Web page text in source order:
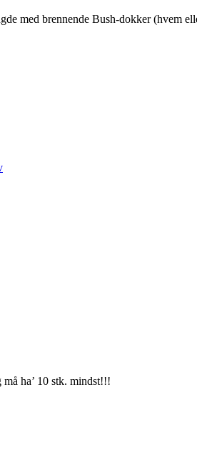
med brennende Bush-dokker (hvem
ha’ 10 stk. mindst!!!